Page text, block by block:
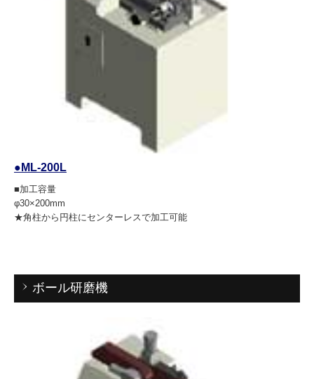
●ML-200L
■加工容量
φ30×200mm
★角柱から円柱にセンターレスで加工可能
ボール研磨機